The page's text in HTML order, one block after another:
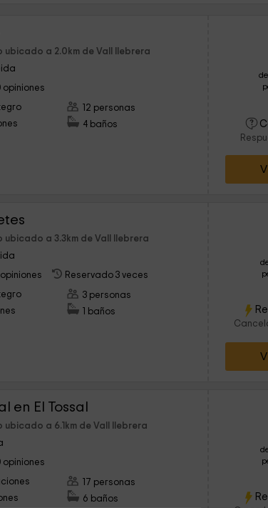
ubicado a 2.0km de Vall llebrera
opiniones
12 personas
4 baños
ubicado a 3.3km de Vall llebrera
1 opiniones
Reservado 3 veces
3 personas
1 baños
en El Tossal
ubicado a 6.1km de Vall llebrera
opiniones
17 personas
6 baños